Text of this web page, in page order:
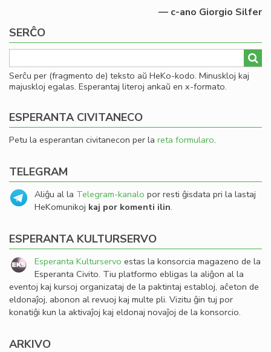
— c-ano Giorgio Silfer
SERĈO
Serĉu per (fragmento de) teksto aŭ HeKo-kodo. Minuskloj kaj
majuskloj egalas. Esperantaj literoj ankaŭ en x-formato.
ESPERANTA CIVITANECO
Petu la esperantan civitanecon per la reta formularo.
TELEGRAM
Aliĝu al la Telegram-kanalo por resti ĝisdata pri la lastaj
HeKomunikoj kaj por komenti ilin.
ESPERANTA KULTURSERVO
Esperanta Kulturservo estas la konsorcia magazeno de la
Esperanta Civito. Tiu platformo ebligas la aliĝon al la
eventoj kaj kursoj organizataj de la paktintaj establoj, aĉeton de
eldonaĵoj, abonon al revuoj kaj multe pli. Vizitu ĝin tuj por
konatiĝi kun la aktivaĵoj kaj eldonaj novaĵoj de la konsorcio.
ARKIVO